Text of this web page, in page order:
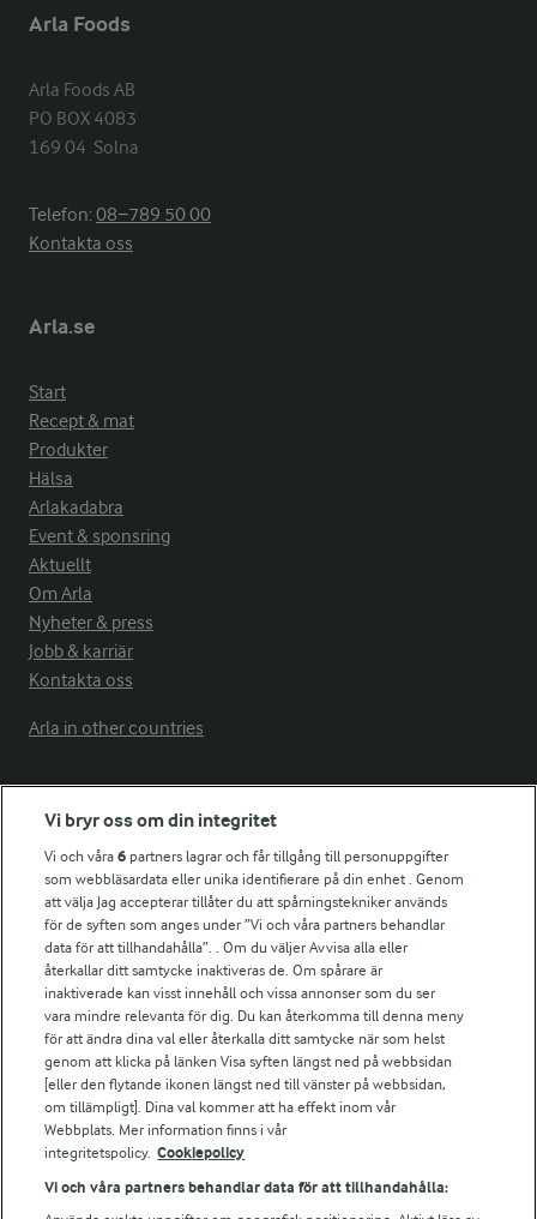
Arla Foods
Arla Foods AB
PO BOX 4083
169 04  Solna
Telefon:08−789 50 00
Kontakta oss
Arla.se
Start
Recept & mat
Produkter
Hälsa
Arlakadabra
Event & sponsring
Aktuellt
Om Arla
Nyheter & press
Jobb & karriär
Kontakta oss
Arla in other countries
Fler Arlasajter
För ägare
Arlas kundportal
Arla.com
Falbygdens Ost
Arla webbshop
Bildbank
Följ oss
Vi bryr oss om din integritet
Vi och våra6 partners lagrar och får tillgång till personuppgifter
som webbläsardata eller unika identifierare på din enhet . Genom
att välja Jag accepterar tillåter du att spårningstekniker används
för de syften som anges under ”Vi och våra partners behandlar
data för att tillhandahålla”. . Om du väljer Avvisa alla eller
återkallar ditt samtycke inaktiveras de. Om spårare är
inaktiverade kan visst innehåll och vissa annonser som du ser
vara mindre relevanta för dig. Du kan återkomma till denna meny
för att ändra dina val eller återkalla ditt samtycke när som helst
genom att klicka på länken Visa syften längst ned på webbsidan
[eller den flytande ikonen längst ned till vänster på webbsidan,
om tillämpligt]. Dina val kommer att ha effekt inom vår
Webbplats. Mer information finns i vår
integritetspolicy. Cookiepolicy
Vi och våra partners behandlar data för att tillhandahålla: